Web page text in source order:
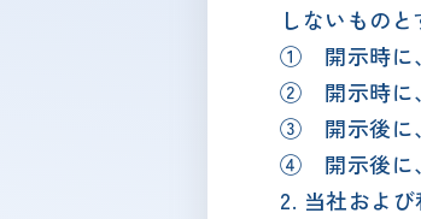
しないもの
① 開示時に
② 開示時に
③ 開示後に
④ 開示後に
2. 当社およ